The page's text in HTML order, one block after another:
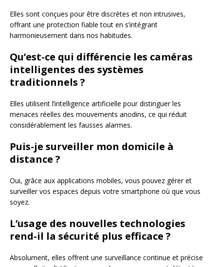
Elles sont conçues pour être discrètes et non intrusives,
offrant une protection fiable tout en s’intégrant
harmonieusement dans nos habitudes.
Qu’est-ce qui différencie les caméras
intelligentes des systèmes
traditionnels ?
Elles utilisent l’intelligence artificielle pour distinguer les
menaces réelles des mouvements anodins, ce qui réduit
considérablement les fausses alarmes.
Puis-je surveiller mon domicile à
distance ?
Oui, grâce aux applications mobiles, vous pouvez gérer et
surveiller vos espaces depuis votre smartphone où que vous
soyez.
L’usage des nouvelles technologies
rend-il la sécurité plus efficace ?
Absolument, elles offrent une surveillance continue et précise